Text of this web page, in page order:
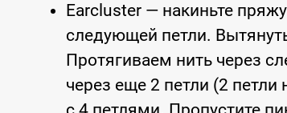
Earcluster — накиньте
следующей петли.
Протягиваем нить через
через еще 2 петли (2